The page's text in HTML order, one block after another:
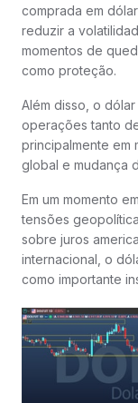
comprada em
reduzir a
momentos de
como proteção.
Além disso, o
operações tanto
principalmente em
global e mudança
Em um momento
tensões
sobre juros
internacional, o
como importante